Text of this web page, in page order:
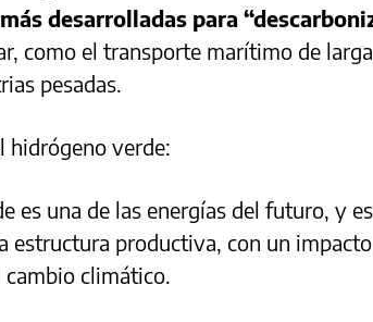
desarrolladas para
como el transporte marítimo de
pesadas.
hidrógeno verde:
es una de las energías del futuro, y
estructura productiva, con un
climático.